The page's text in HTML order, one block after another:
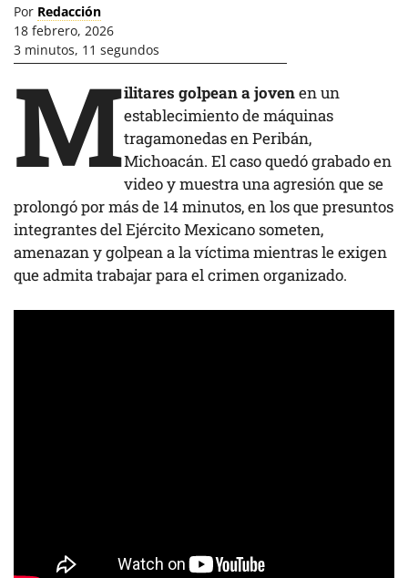
Por Redacción
18 febrero, 2026
3 minutos, 11 segundos
Militares golpean a jovenen un
establecimiento de máquinas
tragamonedas en Peribán,
Michoacán. El caso quedó grabado en
video y muestra una agresión que se
prolongó por más de 14 minutos, en los que presuntos
integrantes del Ejército Mexicano someten,
amenazan y golpean a la víctima mientras le exigen
que admita trabajar para el crimen organizado.